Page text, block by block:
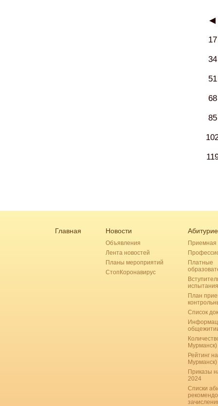
◀
17
34
51
68
85
Главная Новости
Объявления
Лента новостей
Планы мероприятий
СтопКоронавирус
Приемная
Платные
испытания
План
Список
Мурманск)
Рейтинг
Мурманск)
Приказы
2024
Списки